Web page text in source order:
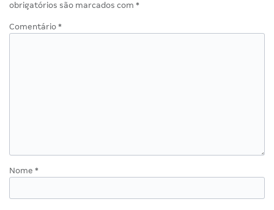
obrigatórios são marcados com *
Comentário *
Nome *